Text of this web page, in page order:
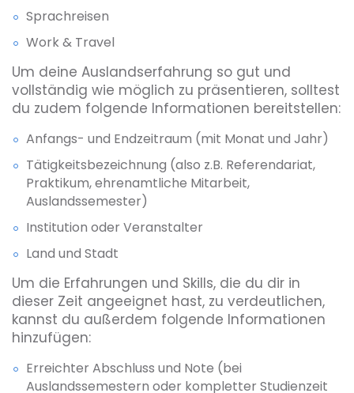
Sprachreisen
Work & Travel
Um deine Auslandserfahrung so gut und
vollständig wie möglich zu präsentieren, solltest
du zudem folgende Informationen bereitstellen:
Anfangs- und Endzeitraum (mit Monat und Jahr)
Tätigkeitsbezeichnung (also z.B. Referendariat,
Praktikum, ehrenamtliche Mitarbeit,
Auslandssemester)
Institution oder Veranstalter
Land und Stadt
Um die Erfahrungen und Skills, die du dir in
dieser Zeit angeeignet hast, zu verdeutlichen,
kannst du außerdem folgende Informationen
hinzufügen:
Erreichter Abschluss und Note (bei
Auslandssemestern oder kompletter Studienzeit